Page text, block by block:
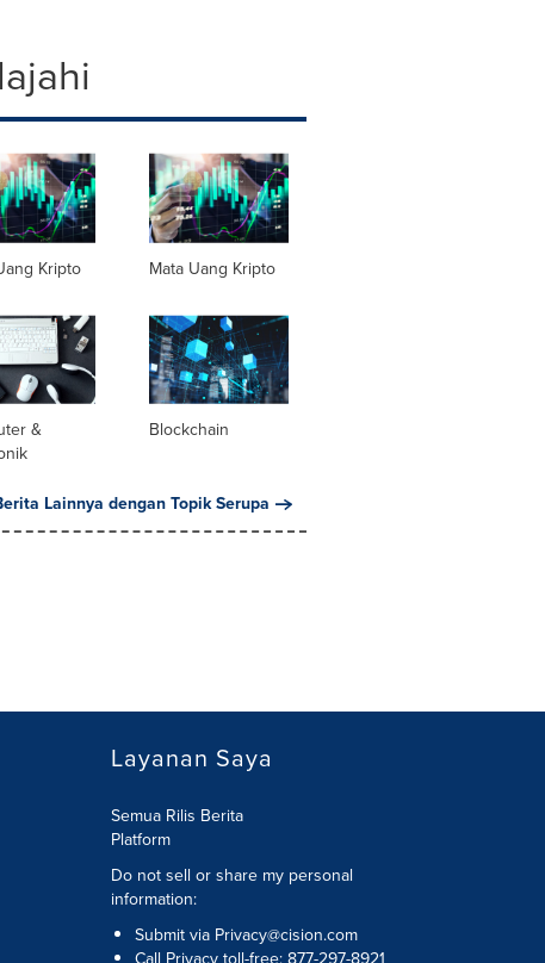
Kripto Mata Uang Kripto
&
Blockchain
Lainnya dengan Topik Serupa
Layanan Saya
Semua Rilis Berita
Platform
Do not sell or share my personal
information:
Submit via Privacy@cision.com